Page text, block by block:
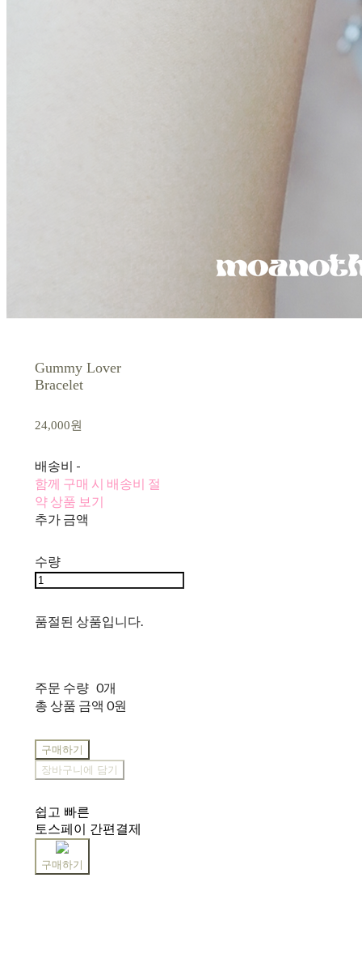
Gummy Lover
Bracelet
24,000원
배송비 -
함께 구매 시 배송비 절
약 상품 보기
추가 금액
수량
품절된 상품입니다.
주문 수량 0개
총 상품 금액 0원
구매하기
장바구니에 담기
쉽고 빠른
토스페이 간편결제
구매하기